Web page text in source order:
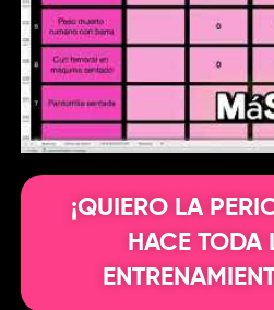
¡QUIERO LA
HACE TODA